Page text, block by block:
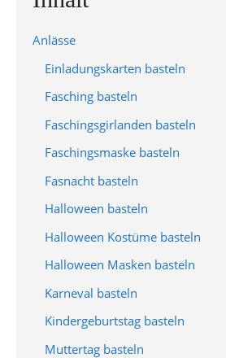
Anlässe
Einladungskarten basteln
Fasching basteln
Faschingsgirlanden basteln
Faschingsmaske basteln
Fasnacht basteln
Halloween basteln
Halloween Kostüme basteln
Halloween Masken basteln
Karneval basteln
Kindergeburtstag basteln
Muttertag basteln